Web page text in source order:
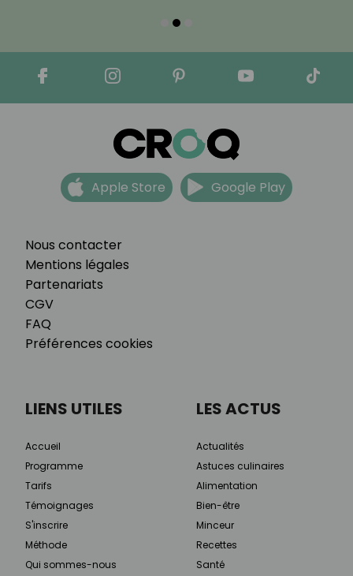
Nous contacter
Mentions légales
Partenariats
CGV
FAQ
Préférences cookies
Apple Store Google Play
LIENS UTILES
Accueil
Programme
Tarifs
Témoignages
S'inscrire
Méthode
Qui sommes-nous
LES ACTUS
Actualités
Astuces culinaires
Alimentation
Bien-être
Minceur
Recettes
Santé